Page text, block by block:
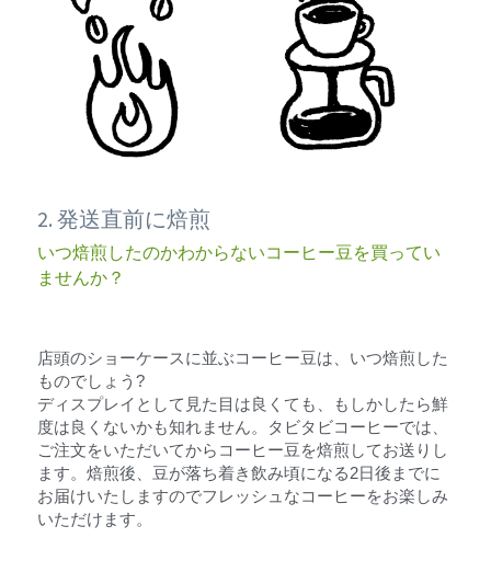
2. 発送直前に焙煎
いつ焙煎したのかわからないコーヒー豆を買ってい
ませんか？
店頭のショーケースに並ぶコーヒー豆は、いつ焙煎した
ものでしょう?
ディスプレイとして見た目は良くても、もしかしたら鮮
度は良くないかも知れません。タビタビコーヒーでは、
ご注文をいただいてからコーヒー豆を焙煎してお送りし
ます。焙煎後、豆が落ち着き飲み頃になる2日後までに
お届けいたしますのでフレッシュなコーヒーをお楽しみ
いただけます。